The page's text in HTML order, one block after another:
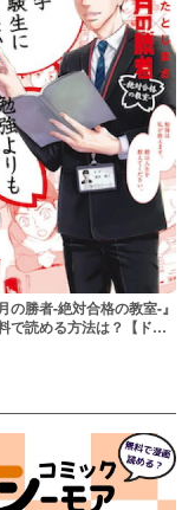
の勝者-絶対合格の教室-』
で読める方法は？【ドラ